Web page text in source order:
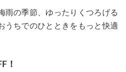
雨の季節、ゆったりくつろげる
うちでのひとときをもっと快適
！